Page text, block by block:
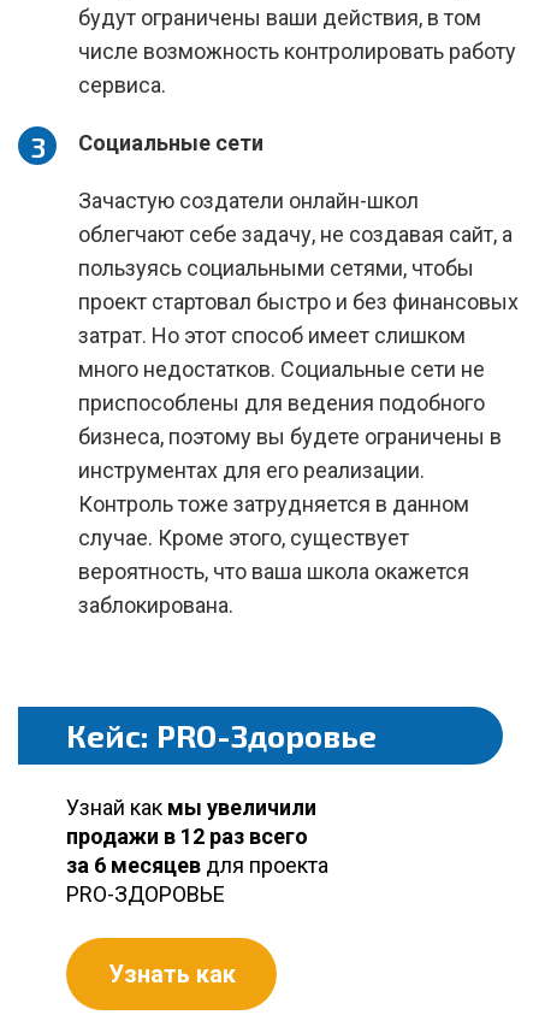
будут ограничены ваши действия, в том
числе возможность контролировать работу
сервиса.
Социальные сети
Зачастую создатели онлайн-школ
облегчают себе задачу, не создавая сайт, а
пользуясь социальными сетями, чтобы
проект стартовал быстро и без финансовых
затрат. Но этот способ имеет слишком
много недостатков. Социальные сети не
приспособлены для ведения подобного
бизнеса, поэтому вы будете ограничены в
инструментах для его реализации.
Контроль тоже затрудняется в данном
случае. Кроме этого, существует
вероятность, что ваша школа окажется
заблокирована.
Кейс: PRO-Здоровье
Узнай как мы увеличили
продажи в 12 раз всего
за 6 месяцев для проекта
PRO-ЗДОРОВЬЕ
Узнать как